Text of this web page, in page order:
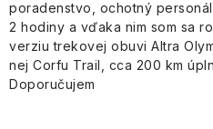
poradenstvo, ochotný
2 hodiny a vďaka nim som sa
verziu trekovej obuvi Altra
nej Corfu Trail, cca 200 km
Doporučujem